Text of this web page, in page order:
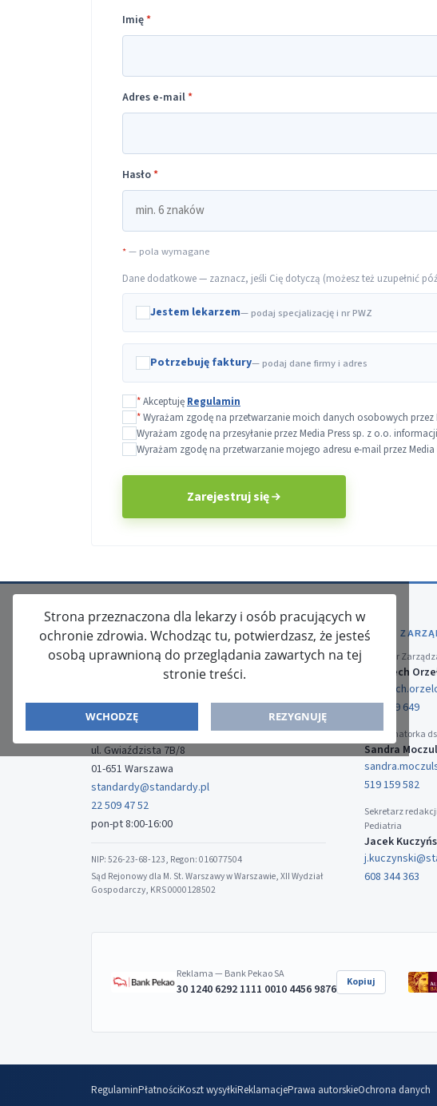
Imię*
Adres e-mail*
Hasło*
*— pola wymagane
Dane dodatkowe — zaznacz, jeśli Cię dotyczą (możesz też uzupełnić
Jestem lekarzem— podaj specjalizację i nr PWZ
Potrzebuję faktury— podaj dane firmy i adres
*Akceptuję Regulamin
*Wyrażam zgodę na przetwarzanie moich danych osobowych przez
Wyrażam zgodę na przesyłanie przez Media Press sp. z o.o.
Wyrażam zgodę na przetwarzanie mojego adresu e-mail przez
Zarejestruj się
Strona przeznaczona dla lekarzy i osób pracujących w
ochronie zdrowia. Wchodząc tu, potwierdzasz, że jesteś
osobą uprawnioną do przeglądania zawartych na tej
stronie treści.
WCHODZĘ REZYGNUJĘ
ISSN: 2080-5438
Media-Press Sp. z o.o.
ul. Gwiaździsta 7B/8
01-651 Warszawa
standardy@standardy.pl
22 509 47 52
pon-pt 8:00-16:00
NIP: 526-23-68-123, Regon: 016077504
Sąd Rejonowy dla M. St. Warszawy w Warszawie, XII Wydział
Gospodarczy, KRS 0000128502
BIURO
Dyrektor
Wojciech
519 159 649
Koordynatorka
Sandra
519 159 582
Sekretarz
Pediatria
Jacek
608 344 363
Reklama — Bank Pekao SA
30 1240 6292 1111 0010 4456 9876 Kopiuj
RegulaminPłatnościKoszt wysyłkiReklamacjePrawa autorskieOchrona danych